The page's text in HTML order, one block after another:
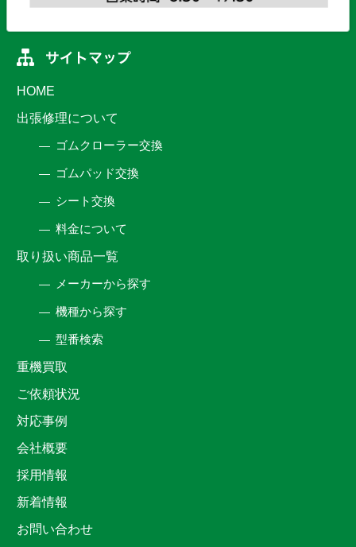
HOME
出張修理について
ゴムクローラー交換
ゴムパッド交換
シート交換
料金について
取り扱い商品一覧
メーカーから探す
機種から探す
型番検索
重機買取
ご依頼状況
対応事例
会社概要
採用情報
新着情報
お問い合わせ